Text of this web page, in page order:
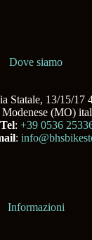
Dove siamo
Statale, 13/15/17
Modenese (MO)
Tel:+39 0536
:
Informazioni